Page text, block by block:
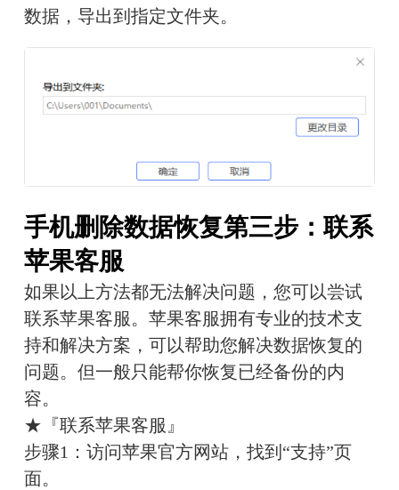
数据，导出到指定文件夹。
手机删除数据恢复第三步：联系
苹果客服
如果以上方法都无法解决问题，您可以尝试
联系苹果客服。苹果客服拥有专业的技术支
持和解决方案，可以帮助您解决数据恢复的
问题。但一般只能帮你恢复已经备份的内
容。
★『联系苹果客服』
步骤1：访问苹果官方网站，找到“支持”页
面。